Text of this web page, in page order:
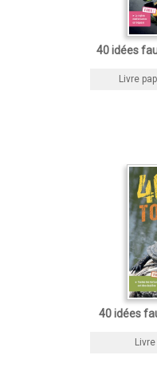
40 idées
Livre
40 idées